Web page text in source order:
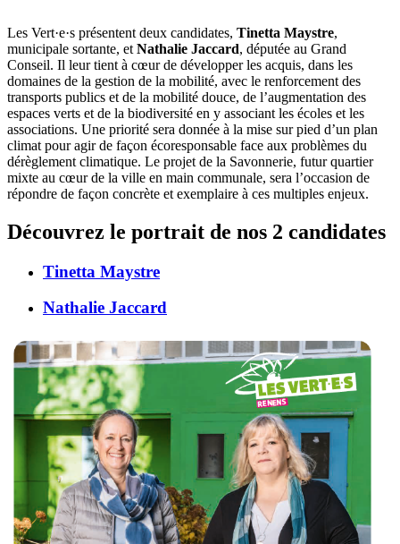
Les Vert·e·s présentent deux candidates, Tinetta Maystre,
municipale sortante, et Nathalie Jaccard, députée au Grand
Conseil. Il leur tient à cœur de développer les acquis, dans les
domaines de la gestion de la mobilité, avec le renforcement des
transports publics et de la mobilité douce, de l’augmentation des
espaces verts et de la biodiversité en y associant les écoles et les
associations. Une priorité sera donnée à la mise sur pied d’un plan
climat pour agir de façon écoresponsable face aux problèmes du
dérèglement climatique. Le projet de la Savonnerie, futur quartier
mixte au cœur de la ville en main communale, sera l’occasion de
répondre de façon concrète et exemplaire à ces multiples enjeux.
Découvrez le portrait de nos 2 candidates
Tinetta Maystre
Nathalie Jaccard